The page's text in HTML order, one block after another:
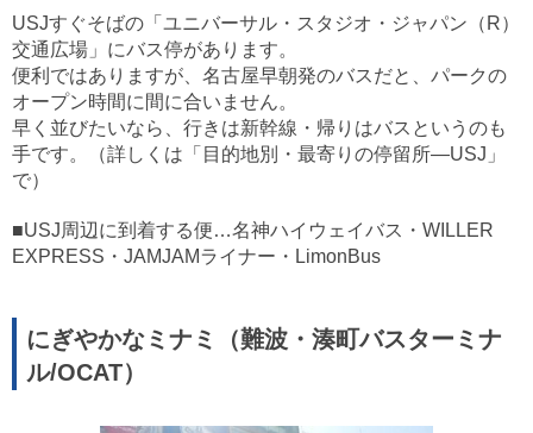
USJすぐそばの「ユニバーサル・スタジオ・ジャパン（R）
交通広場」にバス停があります。
便利ではありますが、名古屋早朝発のバスだと、パークの
オープン時間に間に合いません。
早く並びたいなら、行きは新幹線・帰りはバスというのも
手です。（詳しくは「目的地別・最寄りの停留所—USJ」
で）
■USJ周辺に到着する便…名神ハイウェイバス・WILLER
EXPRESS・JAMJAMライナー・LimonBus
にぎやかなミナミ（難波・湊町バスターミナ
ル/OCAT）